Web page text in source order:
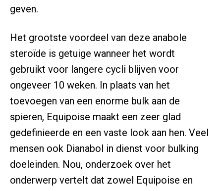
geven.
Het grootste voordeel van deze anabole
steroïde is getuige wanneer het wordt
gebruikt voor langere cycli blijven voor
ongeveer 10 weken. In plaats van het
toevoegen van een enorme bulk aan de
spieren, Equipoise maakt een zeer glad
gedefinieerde en een vaste look aan hen. Veel
mensen ook Dianabol in dienst voor bulking
doeleinden. Nou, onderzoek over het
onderwerp vertelt dat zowel Equipoise en